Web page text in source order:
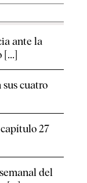
ante la
[...]
sus cuatro
27
del